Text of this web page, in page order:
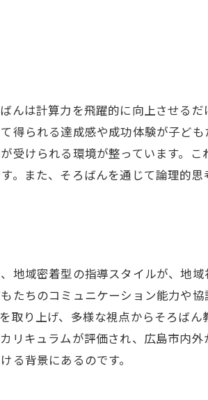
んは計算力を飛躍的に向上させるだ
得られる達成感や成功体験が子ども
受けられる環境が整っています。こ
。また、そろばんを通じて論理的思
地域密着型の指導スタイルが、地域
たちのコミュニケーション能力や協
取り上げ、多様な視点からそろばん
リキュラムが評価され、広島市内外
る背景にあるのです。